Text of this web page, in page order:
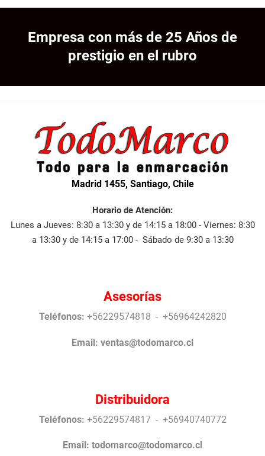
Empresa con más de 25 Años de
prestigio en el rubro
Madrid 1455, Santiago, Chile
Horario de Atención:
Lunes a Jueves: 8:30 a 13:30 y de 14:15 a 18:00 - Viernes: 8:30
a 13:30 y de 14:15 a 17:00 - Sábado de 9:30 a 13:30
Asesorías
Teléfonos: +56229574818 - +56964242820
Email: ventas@todomarco.cl
Distribuidora
Teléfonos: +56229574817 - +56940740772
Email: todomarco@todomarco.cl